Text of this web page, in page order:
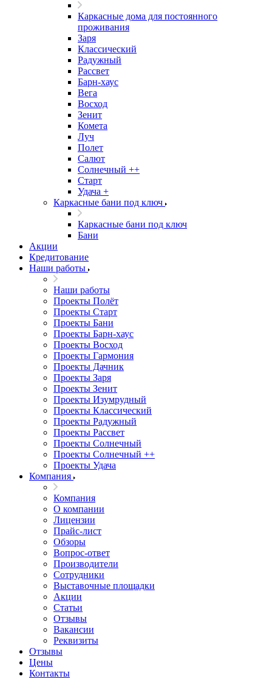
Каркасные дома для постоянного
проживания
Заря
Классический
Радужный
Рассвет
Барн-хаус
Вега
Восход
Зенит
Комета
Луч
Полет
Салют
Солнечный ++
Старт
Удача +
Каркасные бани под ключ
Каркасные бани под ключ
Бани
Акции
Кредитование
Наши работы
Наши работы
Проекты Полёт
Проекты Старт
Проекты Бани
Проекты Барн-хаус
Проекты Восход
Проекты Гармония
Проекты Дачник
Проекты Заря
Проекты Зенит
Проекты Изумрудный
Проекты Классический
Проекты Радужный
Проекты Рассвет
Проекты Солнечный
Проекты Солнечный ++
Проекты Удача
Компания
Компания
О компании
Лицензии
Прайс-лист
Обзоры
Вопрос-ответ
Производители
Сотрудники
Выставочные площадки
Акции
Статьи
Отзывы
Вакансии
Реквизиты
Отзывы
Цены
Контакты